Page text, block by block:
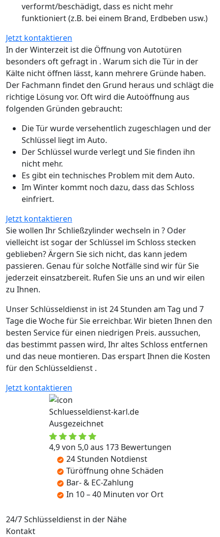
verformt/beschädigt, dass es nicht mehr
funktioniert (z.B. bei einem Brand, Erdbeben usw.)
Jetzt kontaktieren
In der Winterzeit ist die Öffnung von Autotüren
besonders oft gefragt in . Warum sich die Tür in der
Kälte nicht öffnen lässt, kann mehrere Gründe haben.
Der Fachmann findet den Grund heraus und schlägt die
richtige Lösung vor. Oft wird die Autoöffnung aus
folgenden Gründen gebraucht:
Die Tür wurde versehentlich zugeschlagen und der
Schlüssel liegt im Auto.
Der Schlüssel wurde verlegt und Sie finden ihn
nicht mehr.
Es gibt ein technisches Problem mit dem Auto.
Im Winter kommt noch dazu, dass das Schloss
einfriert.
Jetzt kontaktieren
Sie wollen Ihr Schließzylinder wechseln in ? Oder
vielleicht ist sogar der Schlüssel im Schloss stecken
geblieben? Ärgern Sie sich nicht, das kann jedem
passieren. Genau für solche Notfälle sind wir für Sie
jederzeit einsatzbereit. Rufen Sie uns an und wir eilen
zu Ihnen.
Unser Schlüsseldienst in ist 24 Stunden am Tag und 7
Tage die Woche für Sie erreichbar. Wir bieten Ihnen den
besten Service für einen niedrigen Preis. aussuchen,
das bestimmt passen wird, Ihr altes Schloss entfernen
und das neue montieren. Das erspart Ihnen die Kosten
für den Schlüsseldienst .
Jetzt kontaktieren
Schluesseldienst-karl.de
Ausgezeichnet
4,9 von 5,0 aus 173 Bewertungen
24 Stunden Notdienst
Türöffnung ohne Schäden
Bar- & EC-Zahlung
In 10 – 40 Minuten vor Ort
24/7 Schlüsseldienst in der Nähe
Kontakt